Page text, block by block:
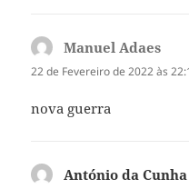
Manuel Adaes
22 de Fevereiro de 2022 às
nova guerra
António da